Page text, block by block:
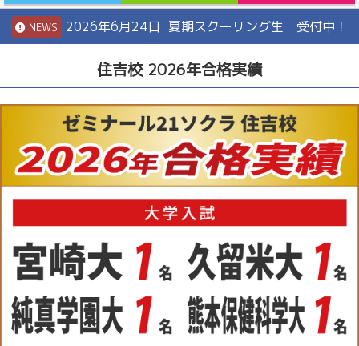
NEWS 2026年6月24日 夏期スクーリング生 受付中！
住吉校 2026年合格実績